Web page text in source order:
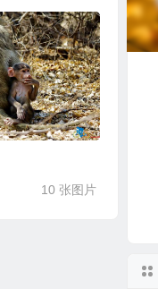
10 张图片